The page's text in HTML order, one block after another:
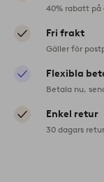
40% rabatt på
Fri frakt
Gäller för
Flexibla
Betala nu,
Enkel retur
30 dagars